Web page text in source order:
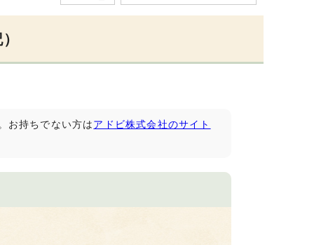
お持ちでない方はアドビ株式会社のサイト